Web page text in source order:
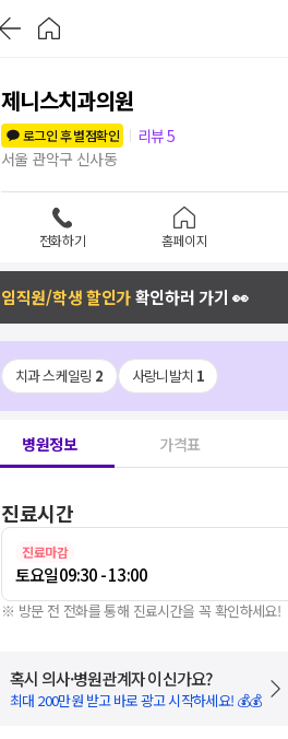
제니스치과의원
로그인 후 별점확인
리뷰5
서울 관악구 신사동
전화하기 홈페이지
임직원/학생 할인가확인하러 가기 👀
치과 스케일링 2 사랑니발치 1
병원정보 가격표
진료시간
진료마감
토요일09:30 - 13:00
※ 방문 전 전화를 통해 진료시간을 꼭 확인하세요!
혹시 의사·병원관계자 이신가요?
최대 200만원 받고 바로 광고 시작하세요! 💰💰